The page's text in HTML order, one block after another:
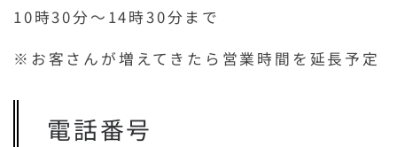
10時30分～14時30分まで
※お客さんが増えてきたら営業時間を延長予定
電話番号